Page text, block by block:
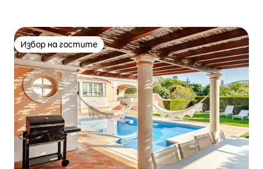
Избор на гостите
Избор на гостите